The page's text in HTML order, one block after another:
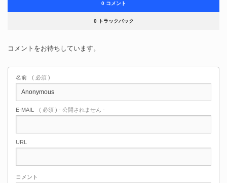
0 コメント
0 トラックバック
コメントをお待ちしています。
名前 ( 必須 )
E-MAIL ( 必須 ) - 公開されません -
URL
コメント